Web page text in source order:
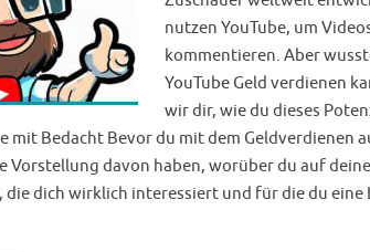
nutzen YouTube, um
kommentieren. Aber
YouTube Geld verdienen
wir dir, wie du dieses
mit Bedacht Bevor du mit dem Geldverdienen
Vorstellung davon haben, worüber du auf
die dich wirklich interessiert und für die du